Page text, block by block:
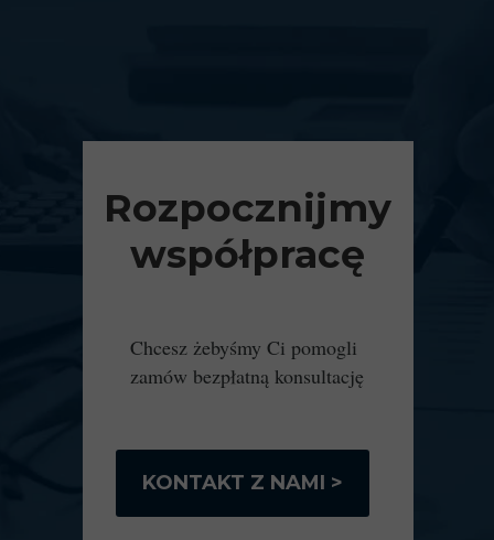
Rozpocznijmy
współpracę
Chcesz żebyśmy Ci pomogli
zamów bezpłatną konsultację
KONTAKT Z NAMI >